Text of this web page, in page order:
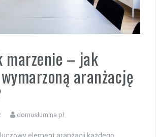
marzenie – jak
aranżację
domuslumina.pl
element aranżacji każdego